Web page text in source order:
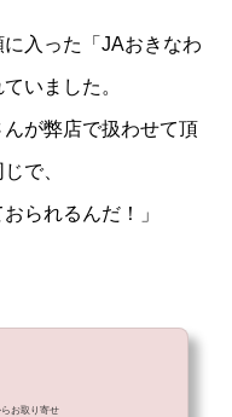
入った「JAおきなわ
いました。
が弊店で扱わせて頂
で、
られるんだ！」
お取り寄せ